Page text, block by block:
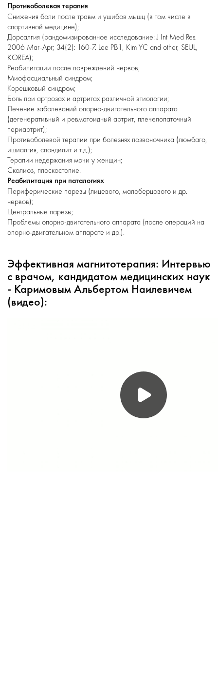
Противоболевая терапия
Снижения боли после травм и ушибов мышц (в том числе в
спортивной медицине);
Дорсалгия (рандомизированное исследование: J Int Med Res.
2006 Mar-Apr; 34(2): 160-7. Lee PB1, Kim YC and other, SEUL,
KOREA);
Реабилитации после повреждений нервов;
Миофасциальный синдром;
Корешковый синдром;
Боль при артрозах и артритах различной этиологии;
Лечение заболеваний опорно-двигательного аппарата
(дегенеративный и ревматоидный артрит, плечелопаточный
периартрит);
Противоболевой терапии при болезнях позвоночника (люмбаго,
ишиалгия, спондилит и т.д.);
Терапии недержания мочи у женщин;
Сколиоз, плоскостопие.
Реабилитация при паталогиях
Периферические парезы (лицевого, малоберцового и др.
нервов);
Центральные парезы;
Проблемы опорно-двигательного аппарата (после операций на
опорно-двигательном аппарате и др.).
Эффективная магнитотерапия: Интервью
с врачом, кандидатом медицинских наук
- Каримовым Альбертом Наилевичем
(видео):